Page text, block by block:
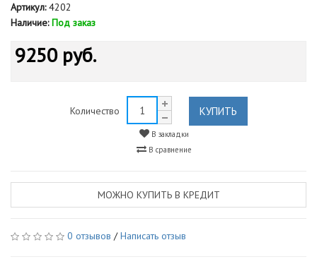
Артикул:4202
Наличие: Под заказ
9250 руб.
Количество КУПИТЬ
В закладки
В сравнение
МОЖНО КУПИТЬ В КРЕДИТ
0 отзывов /Написать отзыв